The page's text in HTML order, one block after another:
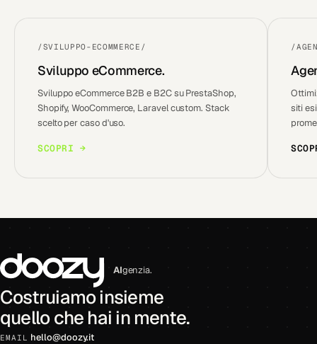
/SVILUPPO-ECOMMERCE/
Sviluppo eCommerce.
Sviluppo eCommerce B2B e B2C su PrestaShop,
Shopify, WooCommerce, Laravel custom. Stack
scelto per caso d'uso.
SCOPRI →
/
siti
AIgenzia.
Costruiamo insieme
quello che hai in mente.
EMAIL hello@doozy.it